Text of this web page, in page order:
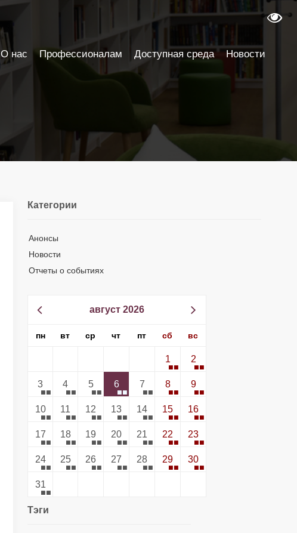
Категории
Анонсы
Новости
Отчеты о событиях
август 2026
пн вт ср чт пт сб вс
1 2
3 4 5 6 7 8 9
10 11 12 13 14 15 16
17 18 19 20 21 22 23
24 25 26 27 28 29 30
31
Тэги
О нас Профессионалам Доступная среда Новости